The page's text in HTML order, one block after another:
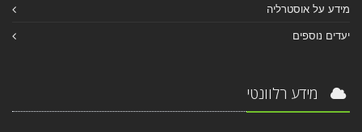
מידע על אוסטרליה
יעדים נוספים
מידע רלוונטי